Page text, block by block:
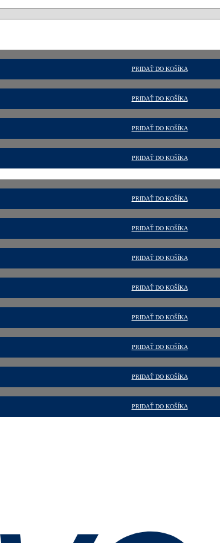
PRIDAŤ DO KOŠÍKA
PRIDAŤ DO KOŠÍKA
PRIDAŤ DO KOŠÍKA
PRIDAŤ DO KOŠÍKA
PRIDAŤ DO KOŠÍKA
PRIDAŤ DO KOŠÍKA
PRIDAŤ DO KOŠÍKA
PRIDAŤ DO KOŠÍKA
PRIDAŤ DO KOŠÍKA
PRIDAŤ DO KOŠÍKA
PRIDAŤ DO KOŠÍKA
PRIDAŤ DO KOŠÍKA